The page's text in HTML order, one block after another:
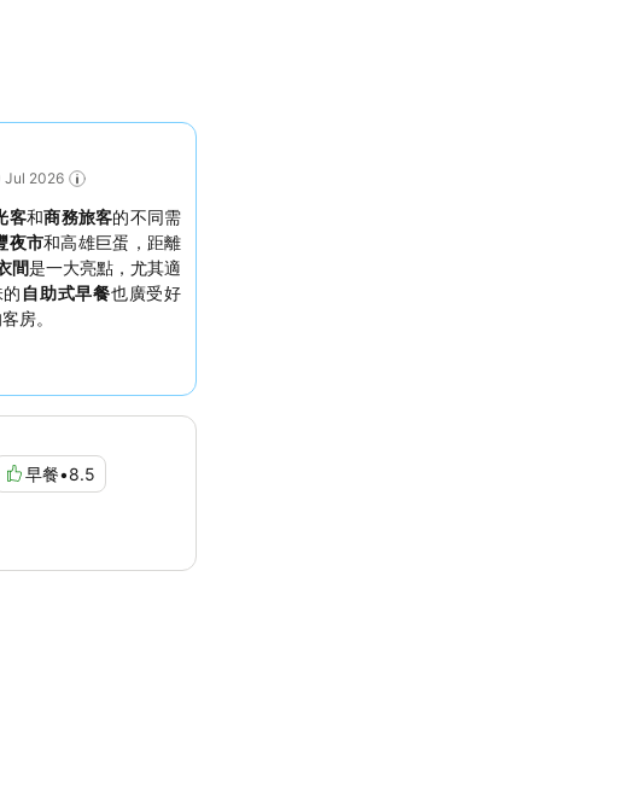
Jul 2026
客和商務旅客的不同需
夜市和高雄巨蛋，距離
間是一大亮點，尤其適
自助式早餐也廣受好
房。
早餐•8.5